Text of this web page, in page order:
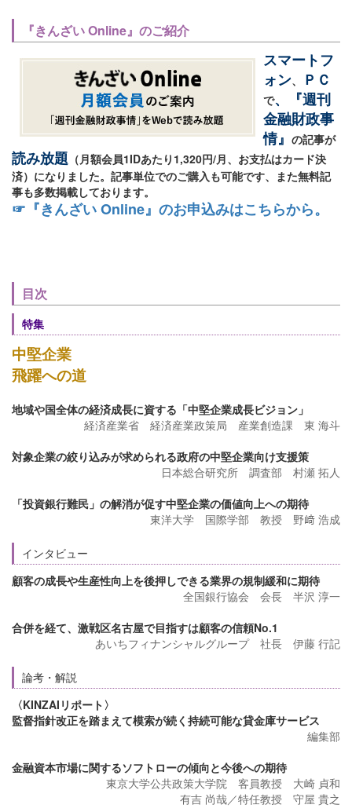
『きんざい Online』のご紹介
スマートフ
ォン、 ＰＣ
で、『週刊
金融財政事
情』 の記事が
読み放題 （月額会員1IDあたり1,320円/月、お支払はカード決
済）になりました。記事単位でのご購入も可能です、また無料記
事も多数掲載しております。
☞『きんざい Online』のお申込みはこちらから。
目次
特集
中堅企業
飛躍への道
地域や国全体の経済成長に資する「中堅企業成長ビジョン」
経済産業省 経済産業政策局 産業創造課 東 海斗
対象企業の絞り込みが求められる政府の中堅企業向け支援策
日本総合研究所 調査部 村瀬 拓人
「投資銀行難民」の解消が促す中堅企業の価値向上への期待
東洋大学 国際学部 教授 野﨑 浩成
インタビュー
顧客の成長や生産性向上を後押しできる業界の規制緩和に期待
全国銀行協会 会長 半沢 淳一
合併を経て、激戦区名古屋で目指すは顧客の信頼No.1
あいちフィナンシャルグループ 社長 伊藤 行記
論考・解説
〈KINZAIリポート〉
監督指針改正を踏まえて模索が続く持続可能な貸金庫サービス
編集部
金融資本市場に関するソフトローの傾向と今後への期待
東京大学公共政策大学院 客員教授 大崎 貞和
有吉 尚哉／特任教授 守屋 貴之